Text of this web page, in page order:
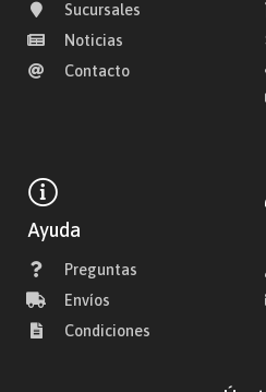
Sucursales
Noticias
Contacto
Ayuda
Preguntas
Envíos
Condiciones